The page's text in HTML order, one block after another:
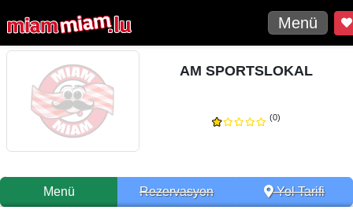
Menü
AM SPORTSLOKAL
(0)
Menü Rezervasyon Yol Tarifi